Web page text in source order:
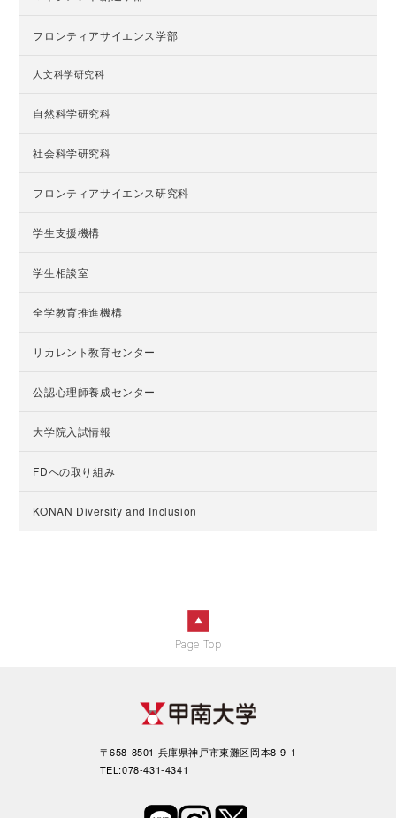
フロンティアサイエンス学部
人文科学研究科
自然科学研究科
社会科学研究科
フロンティアサイエンス研究科
学生支援機構
学生相談室
全学教育推進機構
リカレント教育センター
公認心理師養成センター
大学院入試情報
FDへの取り組み
KONAN Diversity and Inclusion
Page Top
〒658-8501 兵庫県神戸市東灘区岡本8-9-1
TEL:078-431-4341